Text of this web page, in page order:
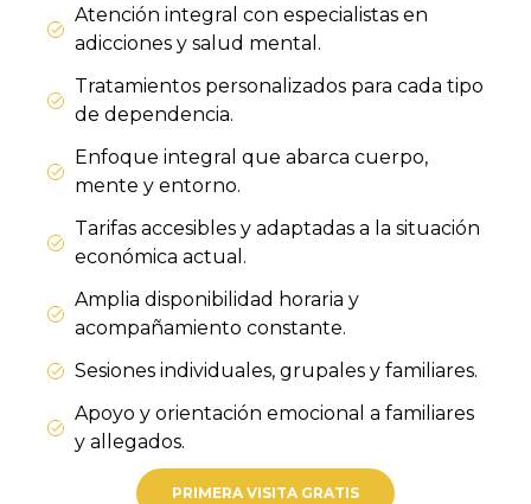
Atención integral con especialistas en
adicciones y salud mental.
Tratamientos personalizados para cada tipo
de dependencia.
Enfoque integral que abarca cuerpo,
mente y entorno.
Tarifas accesibles y adaptadas a la situación
económica actual.
Amplia disponibilidad horaria y
acompañamiento constante.
Sesiones individuales, grupales y familiares.
Apoyo y orientación emocional a familiares
y allegados.
PRIMERA VISITA GRATIS